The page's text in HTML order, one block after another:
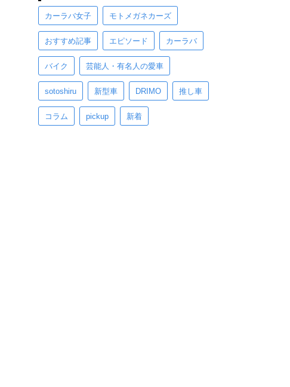
カーラバ女子 モトメガネカーズ
おすすめ記事 エピソード カーラバ
バイク 芸能人・有名人の愛車
sotoshiru 新型車 DRIMO 推し車
コラム pickup 新着